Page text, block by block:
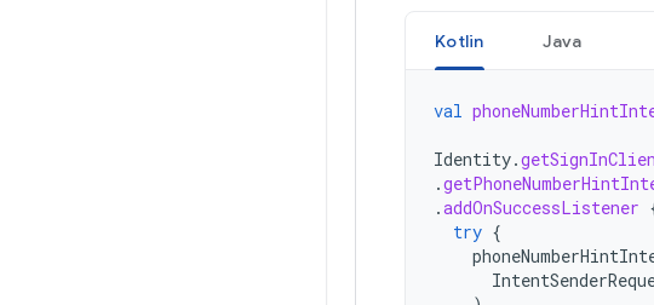
Kotlin Java
val
Identity.
.
.addOnSuccessListener
try {